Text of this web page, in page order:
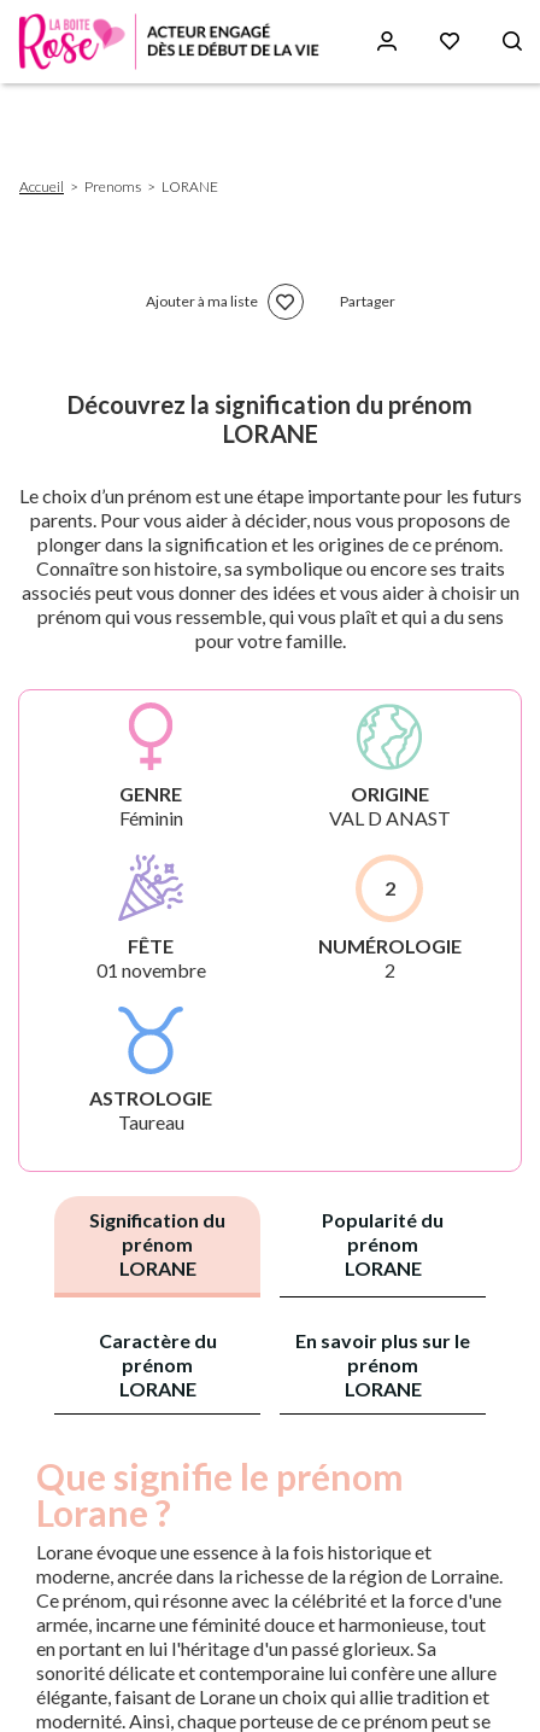
d'Ariane
Accueil Prenoms LORANE
Ajouter à ma liste Partager
Découvrez la signification du prénom
LORANE
Le choix d’un prénom est une étape importante pour les futurs
parents. Pour vous aider à décider, nous vous proposons de
plonger dans la signification et les origines de ce prénom.
Connaître son histoire, sa symbolique ou encore ses traits
associés peut vous donner des idées et vous aider à choisir un
prénom qui vous ressemble, qui vous plaît et qui a du sens
pour votre famille.
GENRE
Féminin
ORIGINE
VAL D ANAST
FÊTE
01 novembre
2
NUMÉROLOGIE
2
ASTROLOGIE
Taureau
Signification du
prénom
LORANE
Popularité du
prénom
LORANE
Caractère du
prénom
LORANE
En savoir plus sur le
prénom
LORANE
Que signifie le prénom
Lorane ?
Lorane évoque une essence à la fois historique et
moderne, ancrée dans la richesse de la région de Lorraine.
Ce prénom, qui résonne avec la célébrité et la force d'une
armée, incarne une féminité douce et harmonieuse, tout
en portant en lui l'héritage d'un passé glorieux. Sa
sonorité délicate et contemporaine lui confère une allure
élégante, faisant de Lorane un choix qui allie tradition et
modernité. Ainsi, chaque porteuse de ce prénom peut se